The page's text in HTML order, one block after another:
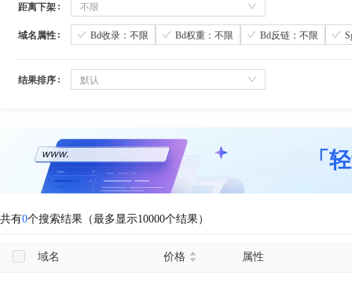
距离下架 不限
域名属性 Bd收录：不限 Bd权重：不限 Bd反链：不限
结果排序 默认
「
共有0个搜索结果（最多显示10000个结果）
域名 价格 属性